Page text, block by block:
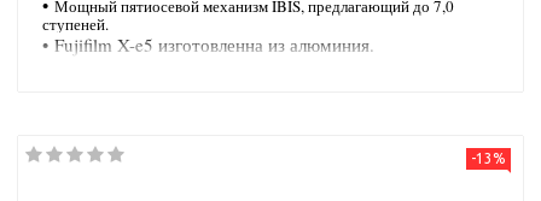
Мощный пятиосевой механизм IBIS, предлагающий до 7,0
ступеней.
• Fujifilm X-e5 изготовленна из алюминия.
-13%